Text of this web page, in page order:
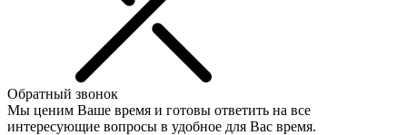
Обратный звонок
Мы ценим Ваше время и готовы ответить на все
интересующие вопросы в удобное для Вас время.